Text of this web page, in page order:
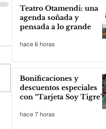
Teatro Otamendi: una
agenda soñada y
pensada a lo grande
hace 6 horas
Bonificaciones y
descuentos especiales
con “Tarjeta Soy Tigre”
hace 7 horas